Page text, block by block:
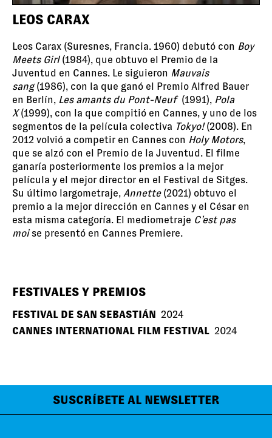
LEOS CARAX
Leos Carax (Suresnes, Francia. 1960) debutó con Boy
Meets Girl (1984), que obtuvo el Premio de la
Juventud en Cannes. Le siguieron Mauvais
sang(1986), con la que ganó el Premio Alfred Bauer
en Berlín, Les amants du Pont-Neuf (1991), Pola
X(1999), con la que compitió en Cannes, y uno de los
segmentos de la película colectiva Tokyo!(2008). En
2012 volvió a competir en Cannes con Holy Motors,
que se alzó con el Premio de la Juventud. El filme
ganaría posteriormente los premios a la mejor
película y el mejor director en el Festival de Sitges.
Su último largometraje, Annette(2021) obtuvo el
premio a la mejor dirección en Cannes y el César en
esta misma categoría. El mediometraje C’est pas
moi se presentó en Cannes Premiere.
FESTIVALES Y PREMIOS
FESTIVAL DE SAN SEBASTIÁN 2024
CANNES INTERNATIONAL FILM FESTIVAL 2024
SUSCRÍBETE AL NEWSLETTER